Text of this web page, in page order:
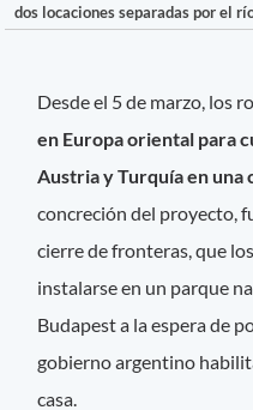
dos locaciones separadas por el
Desde el 5 de marzo, los
en Europa oriental para
Austria y Turquía en una
concreción del proyecto,
cierre de fronteras, que
instalarse en un parque
Budapest a la espera de
gobierno argentino
casa.